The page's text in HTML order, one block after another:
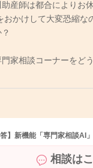
産師は都合によりお
かけして大変恐縮
家相談コーナーをど
】新機能「専門家相談AI
相談は